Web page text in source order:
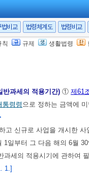
법비교 법령체계도 법령비교
칙 규제 생활법령
를 한 개인사업자는 최초
제3항 에 따른 등록을 하지
간이과세자로 한다. 다만,
라 결정 또는 경정한 공급
반과세의 적용기간) ① 제61
통령령 으로 정하는 금액에
고 신규로 사업을 개시한 사
1일부터 그 다음 해의 6월
세의 적용시기에 관하여
1.]